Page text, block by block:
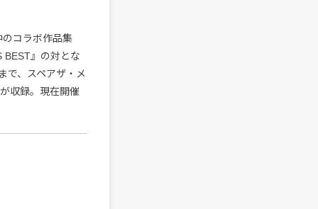
コラボ作品集
BEST』の対とな
で、スペアザ・メ
収録。現在開催